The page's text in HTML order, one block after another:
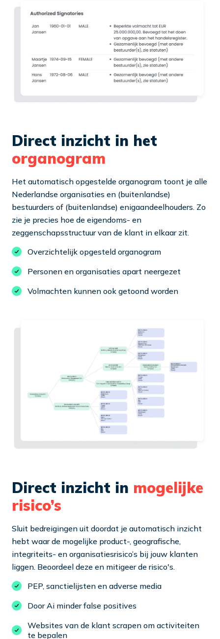
Direct inzicht in het
organogram
Het automatisch opgestelde organogram toont je alle
Nederlandse organisaties en (buitenlandse)
bestuurders of (buitenlandse) enigaandeelhouders. Zo
zie je precies hoe de eigendoms- en
zeggenschapsstructuur van de klant in elkaar zit.
Overzichtelijk opgesteld organogram
Personen en organisaties apart neergezet
Volmachten kunnen ook getoond worden
Direct inzicht in mogelijke
risico’s
Sluit bedreigingen uit doordat je automatisch inzicht
hebt waar de mogelijke product-, geografische,
integriteits- en organisatiesrisico’s bij jouw klanten
liggen. Beoordeel deze en mitigeer de risico's.
PEP, sanctielijsten en adverse media
Door Ai minder false positives
Websites van de klant scrapen om activiteiten
te bepalen